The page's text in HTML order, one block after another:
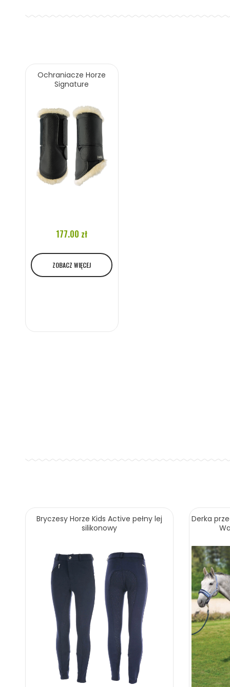
Ochraniacze Horze
Signature
177.00 zł
ZOBACZ WIĘCEJ
Bryczesy Horze Kids Active pełny lej
silikonowy
Derka